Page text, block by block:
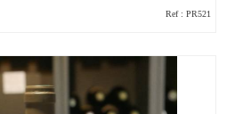
Ref : PR521